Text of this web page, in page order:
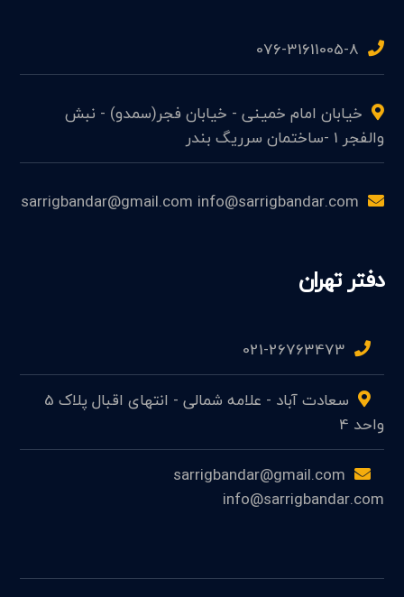
076-31611005-8
خیابان امام خمینی - خیابان فجر(سمدو) - نبش
والفجر 1 -ساختمان سرریگ بندر
sarrigbandar@gmail.com info@sarrigbandar.com
دفتر تهران
021-26763473
سعادت آباد - علامه شمالی - انتهای اقبال پلاک 5
واحد 4
sarrigbandar@gmail.com
info@sarrigbandar.com